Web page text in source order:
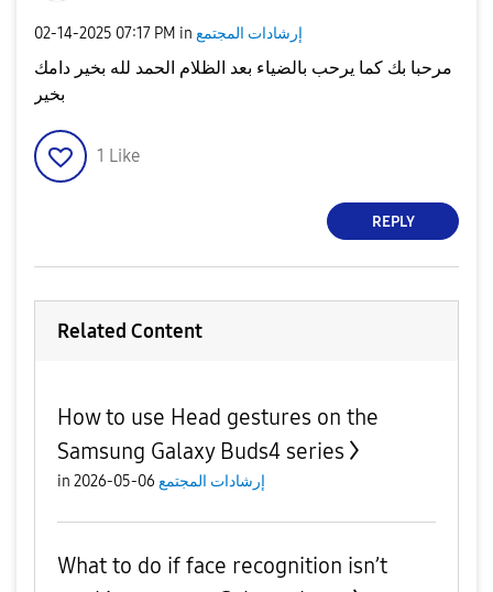
‎02-14-2025 07:17 PM in إرشادات المجتمع
مرحبا بك كما يرحب بالضياء بعد الظلام الحمد لله بخير دامك
بخير
1 Like
REPLY
Related Content
How to use Head gestures on the
Samsung Galaxy Buds4 series
in إرشادات المجتمع 06-05-2026
What to do if face recognition isn’t